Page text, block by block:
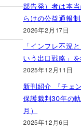
部告発）者は本
らけの公益通報
2026年2月17日
「インフレ不況
いう出口戦略」
2025年12月11日
新刊紹介 『チェ
保護裁判30年の
月）
2025年12月6日